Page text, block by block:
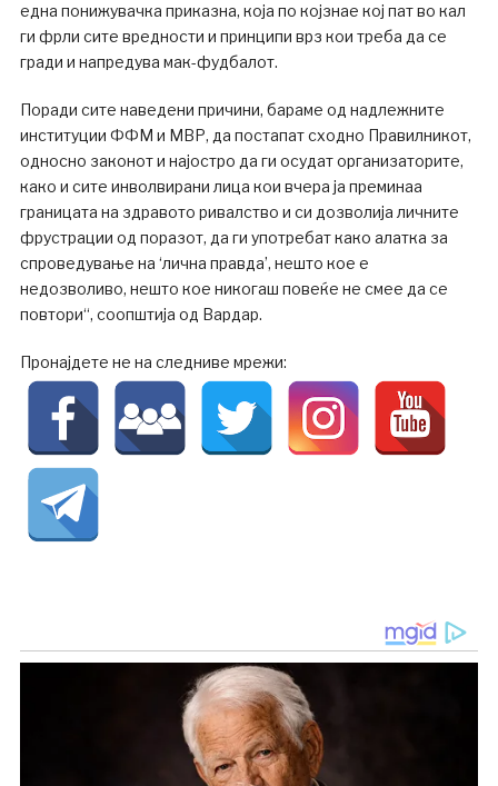
една понижувачка приказна, која по којзнае кој пат во кал
ги фрли сите вредности и принципи врз кои треба да се
гради и напредува мак-фудбалот.
Поради сите наведени причини, бараме од надлежните
институции ФФМ и МВР, да постапат сходно Правилникот,
односно законот и најостро да ги осудат организаторите,
како и сите инволвирани лица кои вчера ја преминаа
границата на здравото ривалство и си дозволија личните
фрустрации од поразот, да ги употребат како алатка за
спроведување на ‘лична правда’, нешто кое е
недозволиво, нешто кое никогаш повеќе не смее да се
повтори“, соопштија од Вардар.
Пронајдете не на следниве мрежи: